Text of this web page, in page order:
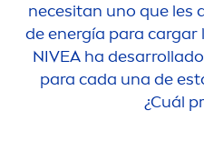
necesitan uno que les
de energía para
NIVEA ha
para cada una de
¿Cuál